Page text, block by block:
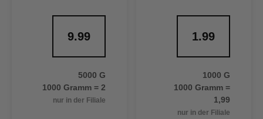
9.99
5000 G
1000 Gramm = 2
nur in der Filiale
1.99
1000 G
1000 Gramm =
1,99
nur in der Filiale